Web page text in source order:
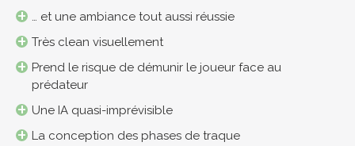
… et une ambiance tout aussi réussie
Très clean visuellement
Prend le risque de démunir le joueur face au
prédateur
Une IA quasi-imprévisible
La conception des phases de traque